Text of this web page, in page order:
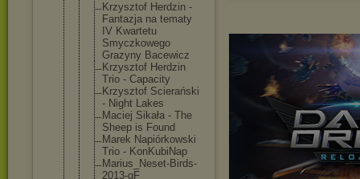
Krzysztof Herdzin -
Fantazja na tematy
IV Kwartetu
Smyczkowego
Grazyny Bacewicz
Krzysztof Herdzin
Trio - Capacity
Krzysztof Scierański
- Night Lakes
Maciej Sikała - The
Sheep is Found
Marek Napiórkowski
Trio - KonKubiNap
Marius_Neset-Birds-
2013-gF